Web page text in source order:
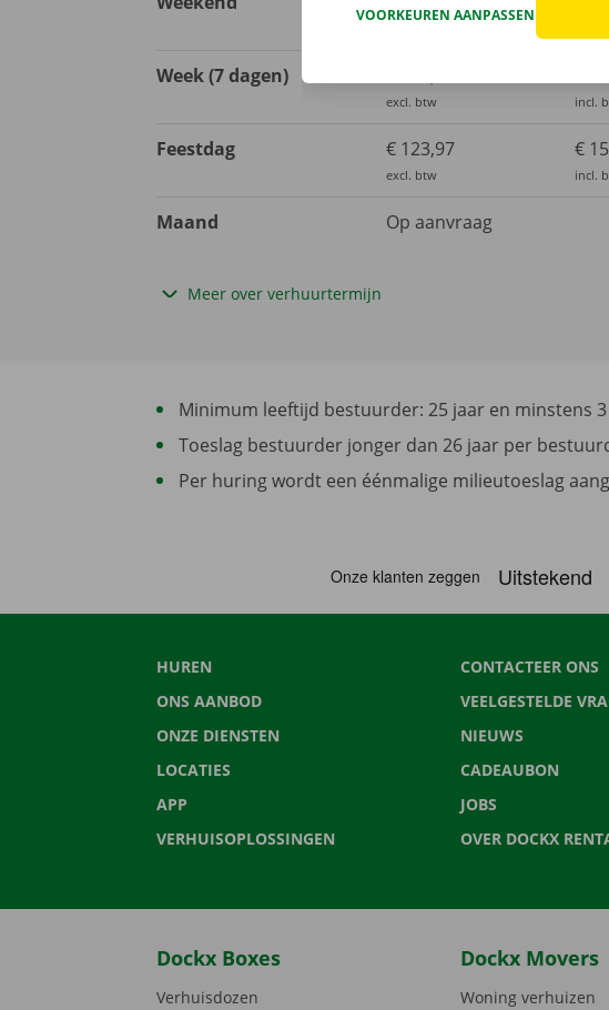
Week (7 dagen)
excl. btw incl.
Feestdag € 123,97
excl. btw
€
incl.
Maand Op aanvraag
Meer over verhuurtermijn
Minimum leeftijd bestuurder: 25 jaar en minstens
Toeslag bestuurder jonger dan 26 jaar per
Per huring wordt een éénmalige milieutoeslag
HUREN
ONS AANBOD
ONZE DIENSTEN
LOCATIES
APP
VERHUISOPLOSSINGEN
CONTACTEER ONS
VEELGESTELDE
NIEUWS
CADEAUBON
JOBS
OVER DOCKX
Dockx Boxes
Verhuisdozen
Dockx Movers
Woning verhuizen
VOORKEUREN AANPASSEN